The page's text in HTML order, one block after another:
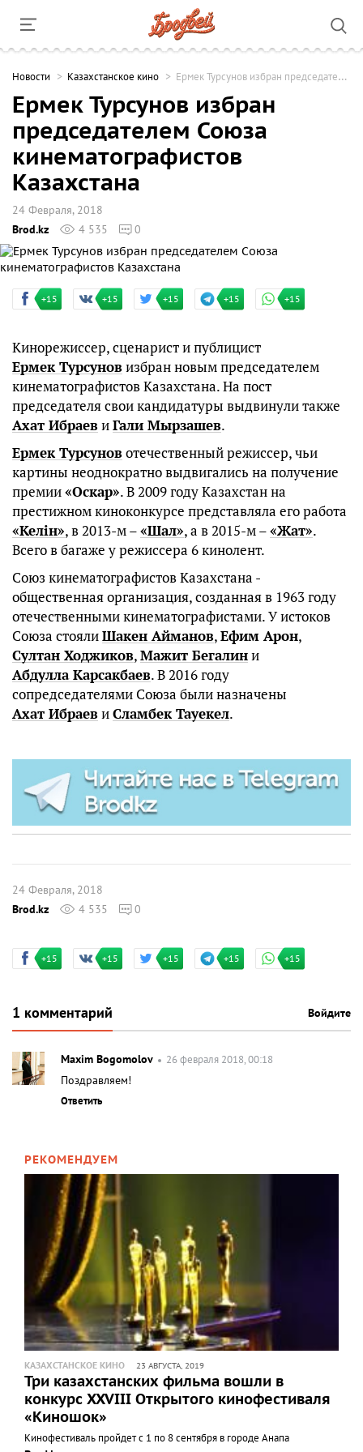
Новости Казахстанское кино Ермек Турсунов избран председателем Союза кинематографистов Казахстана
Ермек Турсунов избран
председателем Союза
кинематографистов
Казахстана
24 Февраля, 2018
Brod.kz
4 535 0
+15 +15 +15 +15 +15
Кинорежиссер, сценарист и публицист
Ермек Турсуновизбран новым председателем
кинематографистов Казахстана. На пост
председателя свои кандидатуры выдвинули также
Ахат ИбраевиГали Мырзашев.
Ермек Турсуновотечественный режиссер, чьи
картины неоднократно выдвигались на получение
премии«Оскар». В 2009 году Казахстан на
престижном киноконкурсе представляла его работа
«Келiн», в 2013-м –«Шал», а в 2015-м –«Жат».
Всего в багаже у режиссера 6 кинолент.
Союз кинематографистов Казахстана -
общественная организация, созданная в 1963 году
отечественными кинематографистами. У истоков
Союза стоялиШакен Айманов,Ефим Арон,
Султан Ходжиков,Мажит Бегалини
Абдулла Карсакбаев. В 2016 году
сопредседателями Союза были назначены
Ахат ИбраевиСламбек Тауекел.
24 Февраля, 2018
Brod.kz
4 535 0
+15 +15 +15 +15 +15
1 комментарий Войдите
Maxim Bogomolov 26 февраля 2018, 00:18
Поздравляем!
Ответить
РЕКОМЕНДУЕМ
КАЗАХСТАНСКОЕ КИНО 23 АВГУСТА, 2019
Три казахстанских фильма вошли в
конкурс XXVIII Открытого кинофестиваля
«Киношок»
Кинофестиваль пройдет с 1 по 8 сентября в городе Анапа